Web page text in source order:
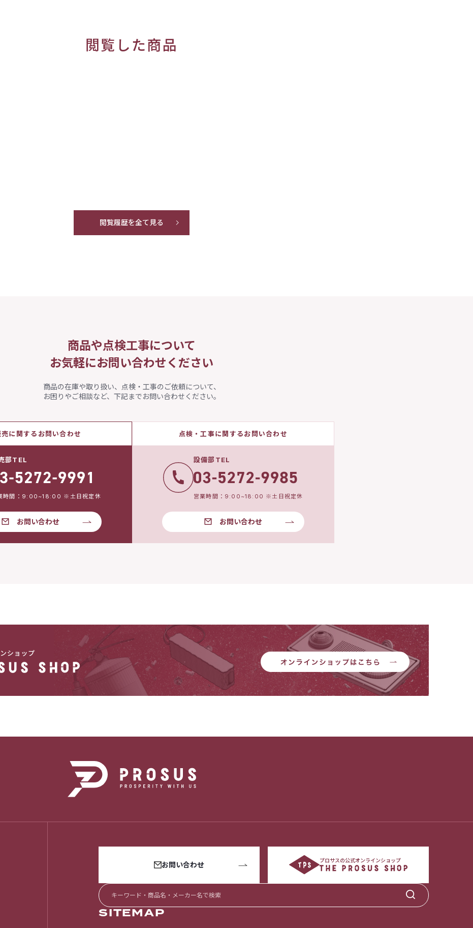
閲覧した商品
閲覧履歴を全て見る
商品や点検工事について
お気軽にお問い合わせください
商品の在庫や取り扱い、点検・工事のご依頼について、
お困りやご相談など、下記までお問い合わせください。
に関するお問い合わせ
部TEL
時間：9:00~18:00 ※土日祝定休
お問い合わせ
点検・工事に関するお問い合わせ
設備部TEL
営業時間：9:00~18:00 ※土日祝定休
お問い合わせ
お問い合わせ プロサスの公式オンラインショップ
SITEMAP